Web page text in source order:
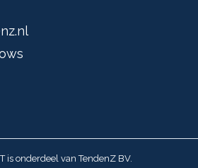
is onderdeel van TendenZ BV.